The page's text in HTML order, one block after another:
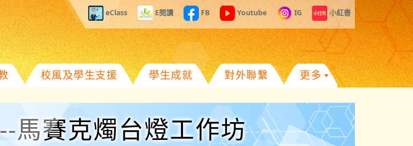
eClass E閱讀 FB Youtube IG 小紅書
校風及學生支援 學生成就 對外聯繫 更多
馬賽克燭台燈工作坊